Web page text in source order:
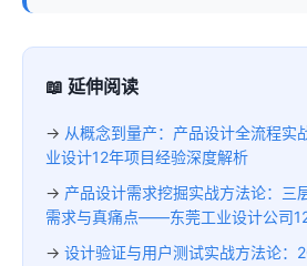
📖 延伸阅读
→ 从概念到量产：产品设计全流程
业设计12年项目经验深度解析
→ 产品设计需求挖掘实战方法论：三
需求与真痛点——东莞工业设计公司
→ 设计验证与用户测试实战方法论：